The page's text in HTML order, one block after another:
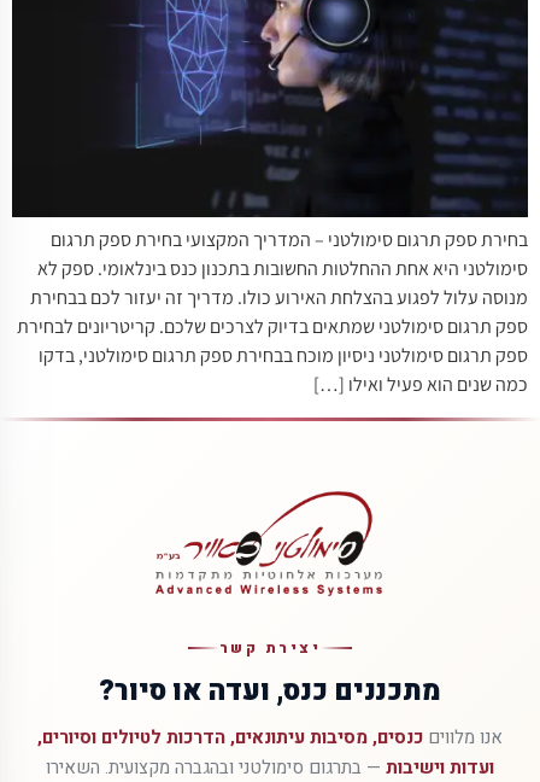
בחירת ספק תרגום סימולטני – המדריך המקצועי בחירת ספק תרגום
סימולטני היא אחת ההחלטות החשובות בתכנון כנס בינלאומי. ספק לא
מנוסה עלול לפגוע בהצלחת האירוע כולו. מדריך זה יעזור לכם בבחירת
ספק תרגום סימולטני שמתאים בדיוק לצרכים שלכם. קריטריונים לבחירת
ספק תרגום סימולטני ניסיון מוכח בבחירת ספק תרגום סימולטני, בדקו
כמה שנים הוא פעיל ואילו […]
יצירת קשר
מתכננים כנס, ועדה או סיור?
אנו מלווים כנסים, מסיבות עיתונאים, הדרכות לטיולים וסיורים,
ועדות וישיבות — בתרגום סימולטני ובהגברה מקצועית. השאירו